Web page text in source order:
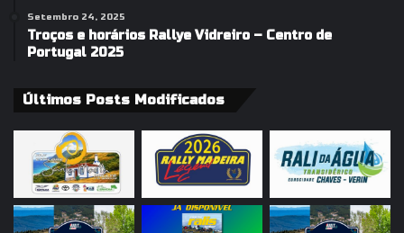
Setembro 24, 2025
Troços e horários Rallye Vidreiro – Centro de
Portugal 2025
Últimos Posts Modificados